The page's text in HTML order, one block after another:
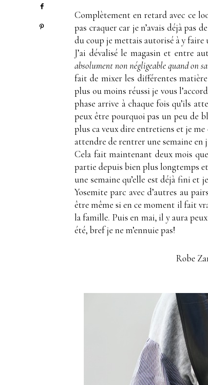
Complètement en retard avec ce
pas craquer car je n’avais déjà pas
du coup je mettais autorisé à y
J’ai dévalisé le magasin et entre
absolument non négligeable quand on
fait de mixer les différentes
plus ou moins réussi je vous
phase arrive à chaque fois qu’ils
peux être pourquoi pas un peu de
plus ca veux dire entretiens et je
attendre de rentrer une semaine en
Cela fait maintenant deux mois
partie depuis bien plus longtemps
une semaine qu’elle est déjà fini et
Yosemite parc avec d’autres au
être même si en ce moment il fait
la famille. Puis en mai, il y aura
été, bref je ne m’ennuie pas!
Robe